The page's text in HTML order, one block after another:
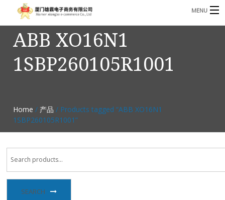
MENU
3221366881@qq.com Phone: +86 17750010683
首页
资讯
联系我们
ABB XO16N1
1SBP260105R1001
Home / 产品 / Products tagged “ABB XO16N1
1SBP260105R1001”
SEARCH